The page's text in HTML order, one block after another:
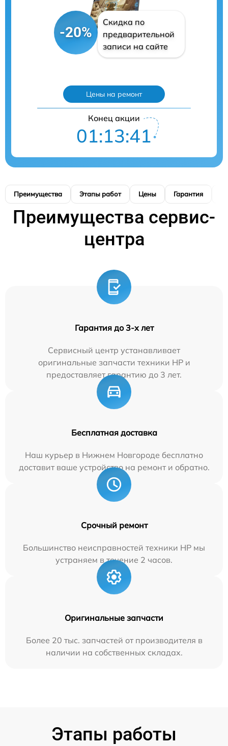
-20%
Скидка по
предварительной
записи на сайте
Цены на ремонт
Конец акции
01:13:40
Преимущества Этапы работ Цены Гарантия
Преимущества сервис-
центра
Гарантия до 3-х лет
Сервисный центр устанавливает
оригинальные запчасти техники HP и
предоставляет гарантию до 3 лет.
Бесплатная доставка
Наш курьер в Нижнем Новгороде бесплатно
доставит ваше устройство на ремонт и обратно.
Срочный ремонт
Большинство неисправностей техники HP мы
устраняем в течение 2 часов.
Оригинальные запчасти
Более 20 тыс. запчастей от производителя в
наличии на собственных складах.
Этапы работы